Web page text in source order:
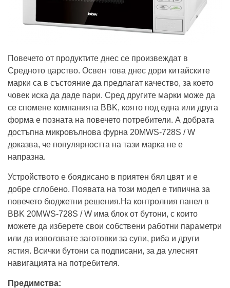
Повечето от продуктите днес се произвеждат в
Средното царство. Освен това днес дори китайските
марки са в състояние да предлагат качество, за което
човек иска да даде пари. Сред другите марки може да
се спомене компанията BBK, която под една или друга
форма е позната на повечето потребители. А добрата
достъпна микровълнова фурна 20MWS-728S / W
доказва, че популярността на тази марка не е
напразна.
Устройството е боядисано в приятен бял цвят и е
добре сглобено. Появата на този модел е типична за
повечето бюджетни решения.На контролния панел в
BBK 20MWS-728S / W има блок от бутони, с които
можете да изберете свои собствени работни параметри
или да използвате заготовки за супи, риба и други
ястия. Всички бутони са подписани, за да улеснят
навигацията на потребителя.
Предимства: